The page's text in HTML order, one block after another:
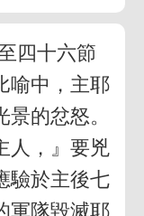
四十六節
喻中，主耶
的忿怒。
人，』要兇
驗於主後七
軍隊毀滅耶